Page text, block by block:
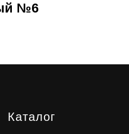
№6
Каталог